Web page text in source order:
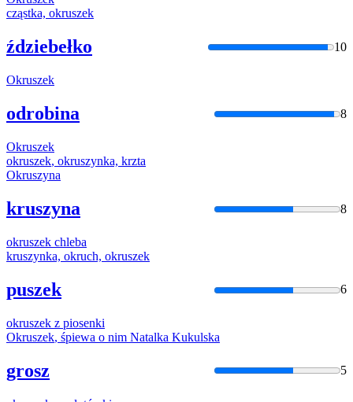
cząstka, okruszek
ździebełko 10
Okruszek
odrobina 8
Okruszek
okruszek, okruszynka, krzta
Okruszyna
kruszyna 8
okruszek chleba
kruszynka, okruch, okruszek
puszek 6
okruszek z piosenki
Okruszek, śpiewa o nim Natalka Kukulska
grosz 5